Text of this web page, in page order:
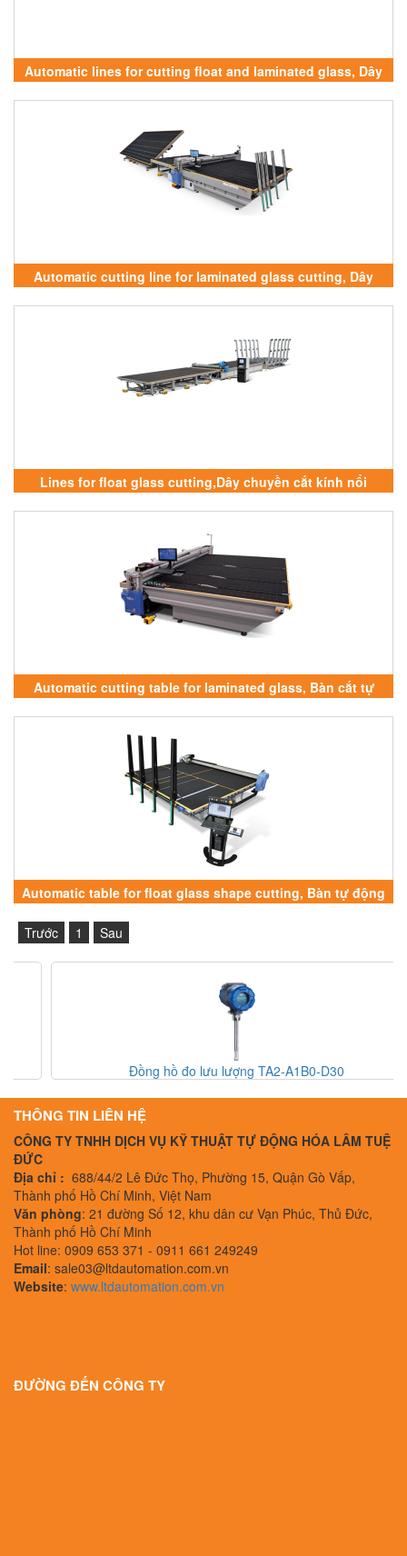
Automatic lines for cutting float and laminated glass, Dây
chuyền tự động để cắt phao và kính nhiều lớp
Automatic cutting line for laminated glass cutting, Dây
chuyền cắt tự động để cắt kính nhiều lớp
Lines for float glass cutting,Dây chuyền cắt kính nổi
Automatic cutting table for laminated glass, Bàn cắt tự
động cho kính nhiều lớp
Automatic table for float glass shape cutting, Bàn tự động
Trước
1 Sau
Đồng hồ đo lưu lượng TA2-A1B0-D30
THÔNG TIN LIÊN HỆ
CÔNG TY TNHH DỊCH VỤ KỸ THUẬT TỰ ĐỘNG HÓA LÂM TUỆ
ĐỨC
Địa chỉ : 688/44/2 Lê Đức Thọ, Phường 15, Quận Gò Vấp,
Thành phố Hồ Chí Minh, Việt Nam
Văn phòng: 21 đường Số 12, khu dân cư Vạn Phúc, Thủ Đức,
Thành phố Hồ Chí Minh
Hot line: 0909 653 371 - 0911 661 249249
Email: sale03@ltdautomation.com.vn
Website: www.ltdautomation.com.vn
ĐƯỜNG ĐẾN CÔNG TY